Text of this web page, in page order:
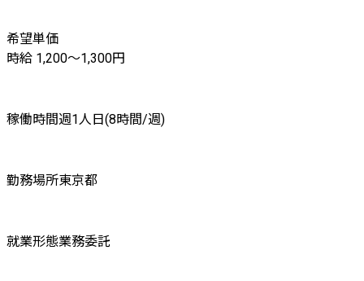
希望単価
時給 1,200〜1,300円
稼働時間週1人日(8時間/週)
勤務場所東京都
就業形態業務委託